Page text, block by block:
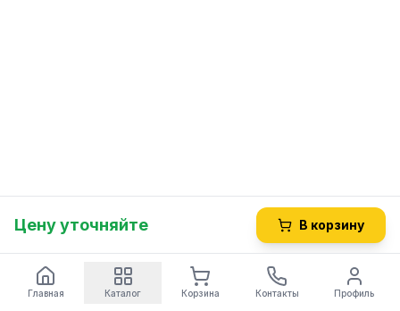
Цену уточняйте В корзину
Главная Каталог Корзина Контакты Профиль